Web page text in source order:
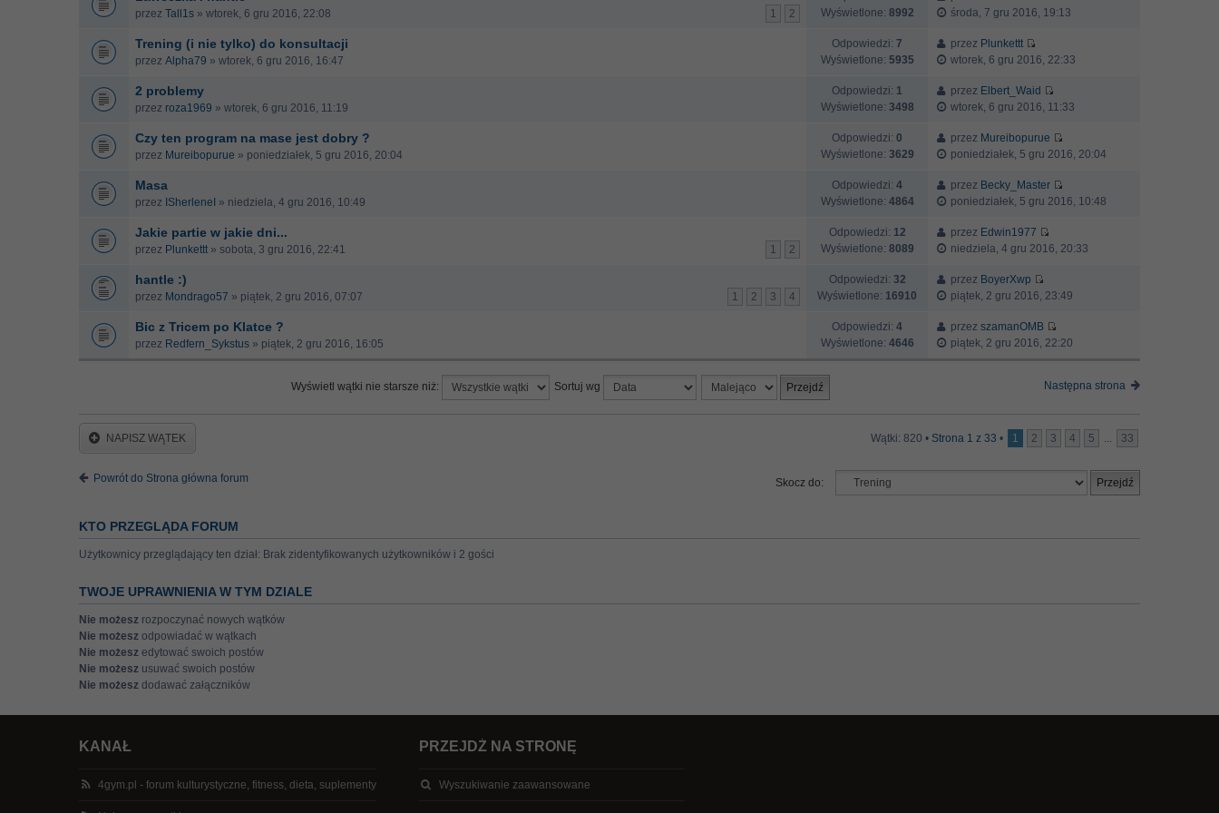
1 2
przez Tall1s » wtorek, 6 gru 2016, 22:08
Wyświetlone: 8992
środa, 7 gru 2016, 19:13
Trening (i nie tylko) do konsultacji
przez Alpha79 » wtorek, 6 gru 2016, 16:47
Odpowiedzi: 7
Wyświetlone: 5935
przez Plunkettt
wtorek, 6 gru 2016, 22:33
2 problemy
przez roza1969 » wtorek, 6 gru 2016, 11:19
Odpowiedzi: 1
Wyświetlone: 3498
przez Elbert_Waid
wtorek, 6 gru 2016, 11:33
Czy ten program na mase jest dobry ?
przez Mureibopurue » poniedziałek, 5 gru 2016, 20:04
Odpowiedzi: 0
Wyświetlone: 3629
przez Mureibopurue
poniedziałek, 5 gru 2016, 20:04
Masa
przez ISherleneI » niedziela, 4 gru 2016, 10:49
Odpowiedzi: 4
Wyświetlone: 4864
przez Becky_Master
poniedziałek, 5 gru 2016, 10:48
Jakie partie w jakie dni...
1 2
przez Plunkettt » sobota, 3 gru 2016, 22:41
Odpowiedzi: 12
Wyświetlone: 8089
przez Edwin1977
niedziela, 4 gru 2016, 20:33
hantle :)
1 2 3 4
przez Mondrago57 » piątek, 2 gru 2016, 07:07
Odpowiedzi: 32
Wyświetlone: 16910
przez BoyerXwp
piątek, 2 gru 2016, 23:49
Bic z Tricem po Klatce ?
przez Redfern_Sykstus » piątek, 2 gru 2016, 16:05
Odpowiedzi: 4
Wyświetlone: 4646
przezszamanOMB
piątek, 2 gru 2016, 22:20
Następna strona
Wyświetl wątki nie starsze niż: Sortuj wg
NAPISZ WĄTEK Wątki: 820 • Strona 1 z 33 • 1 2 3 4 5 ... 33
Powrót do Strona główna forum Skocz do:
KTO PRZEGLĄDA FORUM
Użytkownicy przeglądający ten dział: Brak zidentyfikowanych użytkowników i 2 gości
TWOJE UPRAWNIENIA W TYM DZIALE
Nie możesz rozpoczynać nowych wątków
Nie możesz odpowiadać w wątkach
Nie możesz edytować swoich postów
Nie możesz usuwać swoich postów
Nie możesz dodawać załączników
KANAŁ
4gym.pl - forum kulturystyczne, fitness, dieta, suplementy
PRZEJDŹ NA STRONĘ
Wyszukiwanie zaawansowane